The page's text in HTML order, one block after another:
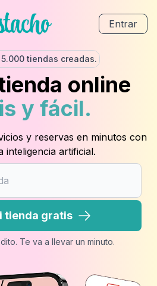
Entrar
tiendas creadas.
online
y fácil.
y reservas en minutos con
inteligencia artificial.
tienda gratis
Te va a llevar un minuto.